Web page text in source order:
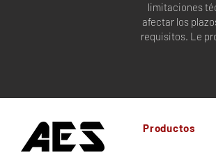
limitaciones
afectar los
requisitos. Le
Productos